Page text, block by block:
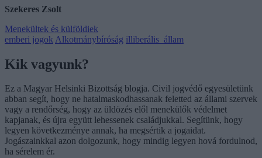
Szekeres Zsolt
Menekültek és külföldiek
emberi jogok Alkotmánybíróság illiberális_állam
Kik vagyunk?
Ez a Magyar Helsinki Bizottság blogja. Civil jogvédő egyesületünk
abban segít, hogy ne hatalmaskodhassanak feletted az állami szervek
vagy a rendőrség, hogy az üldözés elől menekülők védelmet
kapjanak, és újra együtt lehessenek családjukkal. Segítünk, hogy
legyen következménye annak, ha megsértik a jogaidat.
Jogászainkkal azon dolgozunk, hogy mindig legyen hová fordulnod,
ha sérelem ér.